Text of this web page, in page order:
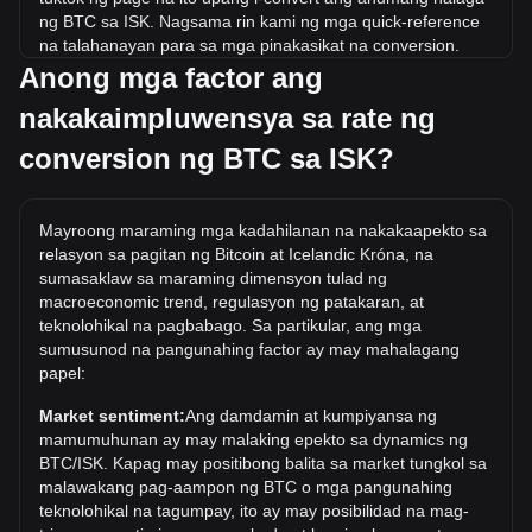
ng BTC sa ISK. Nagsama rin kami ng mga quick-reference
na talahanayan para sa mga pinakasikat na conversion.
Halimbawa, ang 5 ISK ay katumbas ng 0.{6}6307 BTC,
habang ang 5 BTC ay nagkakahalaga ng 39,638,804.42ISK.
Ano ang pinakamataas na presyo ng BTC/ISK sa
kasaysayan?
Ito ay nananatiling upang makita kung ang halaga ng 1
BTC/ISK ay lalampas sa kasalukuyang mataas sa lahat ng
oras.
Ano ang trend ng presyo ng sa ISK?
Sa nakalipas na 7 araw, bumaba ng 0.20% ang exchange
rate ng Bitcoin (BTC). Sa nakalipas na buwan, ang
sa Icelandic Króna (ISK).
Anong mga factor ang
nakakaimpluwensya sa rate ng
conversion ng BTC sa ISK?
Mayroong maraming mga kadahilanan na nakakaapekto sa
relasyon sa pagitan ng Bitcoin at Icelandic Króna, na
sumasaklaw sa maraming dimensyon tulad ng
macroeconomic trend, regulasyon ng patakaran, at
teknolohikal na pagbabago. Sa partikular, ang mga
sumusunod na pangunahing factor ay may mahalagang
papel:
Market sentiment:Ang damdamin at kumpiyansa ng
mamumuhunan ay may malaking epekto sa dynamics ng
BTC/ISK. Kapag may positibong balita sa market tungkol sa
malawakang pag-aampon ng BTC o mga pangunahing
teknolohikal na tagumpay, ito ay may posibilidad na mag-